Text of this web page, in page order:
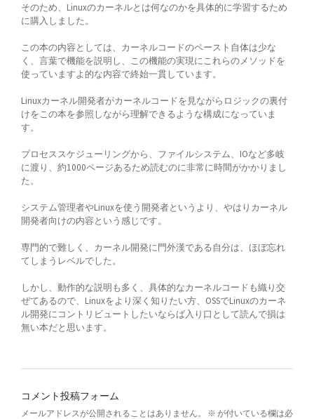
そのため、Linuxのカーネルとは何なのかを具体的に学習するため
に購入しました。
この本の内容としては、カーネルコードのペースト自体は少な
く、言葉で機能を説明し、この機能の実現にこれらのメソッドを
使っていますよ的な内容で終始一貫しています。
Linuxカーネル開発者がカーネルコードを見ながらロジックの裏付
けをこの本を参照しながら理解できるような構成になっていま
す。
プロセススケジューリングから、ファイルシステム、IOなど多岐
に渡り、約1000ページあるため読むのに非常に時間がかかりまし
た。
システム管理者やLinuxを使う開発者というより、やはりカーネル
開発者向けの内容という感じです。
専門的で難しく、カーネル開発に門外漢である自分は、ほぼ忘れ
てしまうレベルでした。
しかし、動作的な説明も多く、具体的なカーネルコードも織り交
ぜてあるので、Linuxをより深く知りたい方、OSSでLinuxのカーネ
ル開発にコントリビュートしたいならば入り口として読んで損は
無い本だと思います。
コメント投稿フォーム
メールアドレスが公開されることはありません。 ※ が付いている欄は必